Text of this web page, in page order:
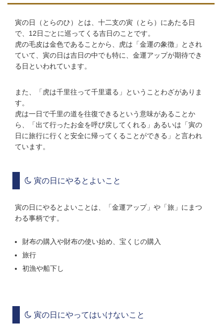
寅の日（とらのひ）とは、十二支の寅（とら）にあたる日
で、12日ごとに巡ってくる吉日のことです。
虎の毛皮は金色であることから、虎は「金運の象徴」とされ
ていて、寅の日は吉日の中でも特に、金運アップが期待でき
る日といわれています。
また、「虎は千里往って千里還る」ということわざがありま
す。
虎は一日で千里の道を往復できるという意味があることか
ら、「出て行ったお金を呼び戻してくれる」あるいは「寅の
日に旅行に行くと安全に帰ってくることができる」と言われ
ています。
寅の日にやるとよいこと
寅の日にやるとよいことは、「金運アップ」や「旅」にまつ
わる事柄です。
財布の購入や財布の使い始め、宝くじの購入
旅行
初漁や船下し
寅の日にやってはいけないこと